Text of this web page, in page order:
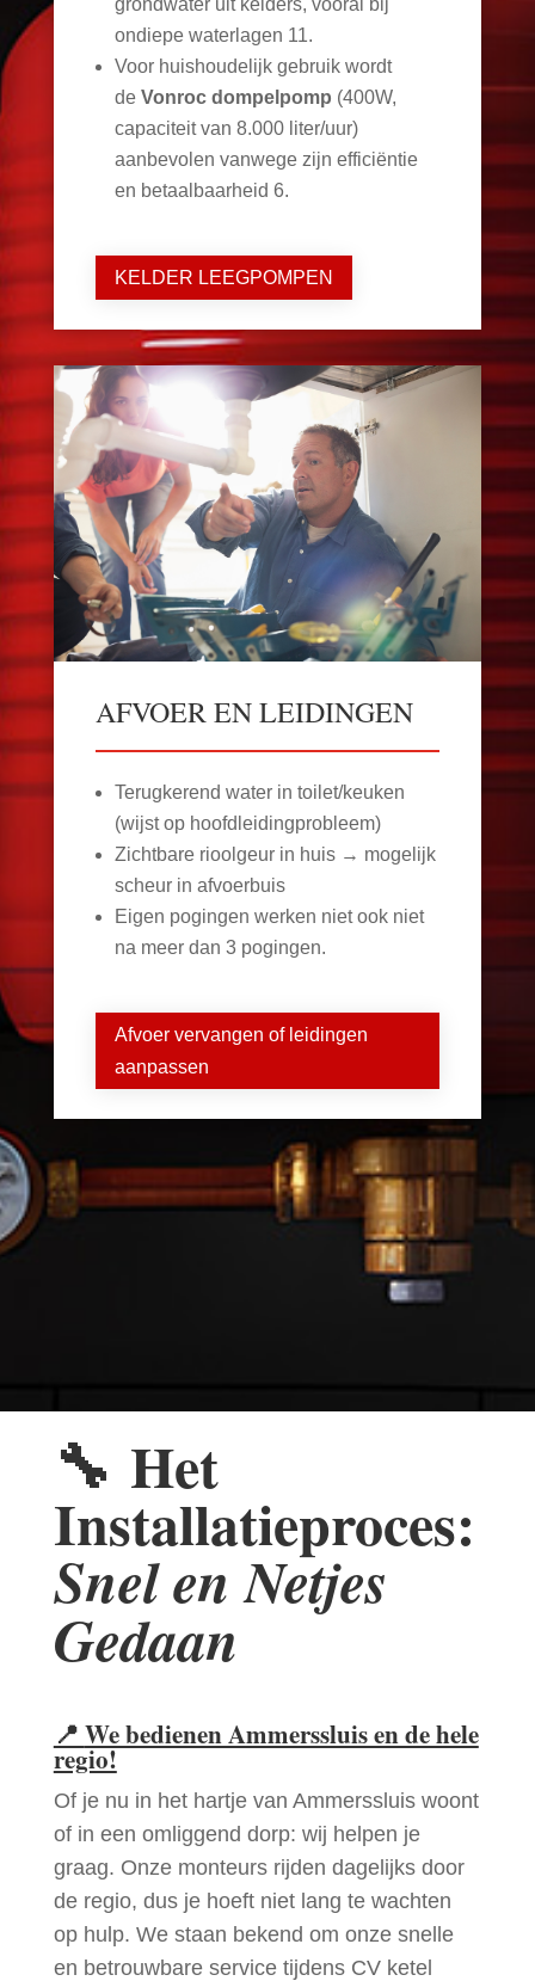
grondwater uit kelders, vooral bij
ondiepe waterlagen 11.
Voor huishoudelijk gebruik wordt
de Vonroc dompelpomp (400W,
capaciteit van 8.000 liter/uur)
aanbevolen vanwege zijn efficiëntie
en betaalbaarheid 6.
KELDER LEEGPOMPEN
AFVOER EN LEIDINGEN
Terugkerend water in toilet/keuken
(wijst op hoofdleidingprobleem)
Zichtbare rioolgeur in huis → mogelijk
scheur in afvoerbuis
Eigen pogingen werken niet ook niet
na meer dan 3 pogingen.
Afvoer vervangen of leidingen
aanpassen
🔧 Het
Installatieproces:
Snel en Netjes
Gedaan
📍 We bedienen Ammerssluis en de hele
regio!
Of je nu in het hartje van Ammerssluis woont
of in een omliggend dorp: wij helpen je
graag. Onze monteurs rijden dagelijks door
de regio, dus je hoeft niet lang te wachten
op hulp. We staan bekend om onze snelle
en betrouwbare service tijdens CV ketel